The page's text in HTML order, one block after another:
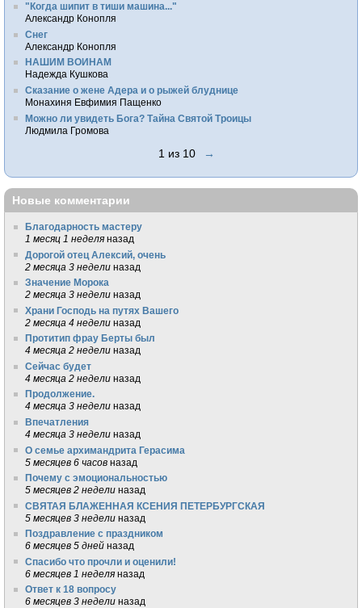
"Когда шипит в тиши машина..."
Александр Конопля
Снег
Александр Конопля
НАШИМ ВОИНАМ
Надежда Кушкова
Сказание о жене Адера и о рыжей блуднице
Монахиня Евфимия Пащенко
Можно ли увидеть Бога? Тайна Святой Троицы
Людмила Громова
1 из 10 →
Новые комментарии
Благодарность мастеру
1 месяц 1 неделя назад
Дорогой отец Алексий, очень
2 месяца 3 недели назад
Значение Морока
2 месяца 3 недели назад
Храни Господь на путях Вашего
2 месяца 4 недели назад
Протитип фрау Берты был
4 месяца 2 недели назад
Сейчас будет
4 месяца 2 недели назад
Продолжение.
4 месяца 3 недели назад
Впечатления
4 месяца 3 недели назад
О семье архимандрита Герасима
5 месяцев 6 часов назад
Почему с эмоциональностью
5 месяцев 2 недели назад
СВЯТАЯ БЛАЖЕННАЯ КСЕНИЯ ПЕТЕРБУРГСКАЯ
5 месяцев 3 недели назад
Поздравление с праздником
6 месяцев 5 дней назад
Спасибо что прочли и оценили!
6 месяцев 1 неделя назад
Ответ к 18 вопросу
6 месяцев 3 недели назад